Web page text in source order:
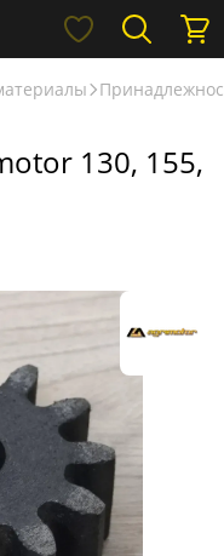
130, 155,